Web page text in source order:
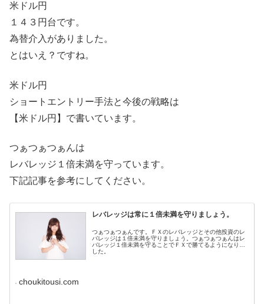
米ドル円
１４３円台です。
為替介入がありました。
とはいえ？ですね。
米ドル円
ショートエントリー手法と今後の戦略は
【米ドル円】で書いています。
つぁつぁつぁんは
レバレッジ１倍未満を守っています。
下記記事を参考にしてください。
レバレッジは常に１倍未満を守りましょう。
つぁつぁつぁんです。ＦＸのレバレッジとその他投資のレ
バレッジは１倍未満を守りましょう。つぁつぁつぁんはレ
バレッジ１倍未満を守ることでＦＸで勝てるようになりま
した。
choukitousi.com